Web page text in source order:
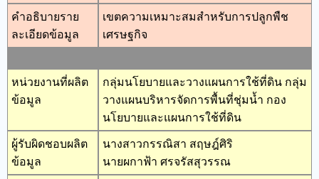
คำอธิบายราย
ละเอียดข้อมูล
เขตความเหมาะสมสำหรับการปลูกพืช
เศรษฐกิจ
หน่วยงานที่ผลิต
ข้อมูล
กลุ่มนโยบายและวางแผนการใช้ที่ดิน กลุ่ม
วางแผนบริหารจัดการพื้นที่ชุ่มน้ำ กอง
นโยบายและแผนการใช้ที่ดิน
ผู้รับผิดชอบผลิต
ข้อมูล
นางสาวกรรณิสา สฤษฎ์ศิริ
นายผกาฟ้า ศรจรัสสุวรรณ